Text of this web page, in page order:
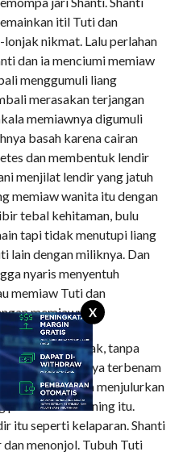
X
itil Tuti dan
nikmat. Lalu perlahan
dan ia menciumi memiaw
menggumuli liang
merasakan terjangan
memiawnya digumuli
basah karena cairan
dan membentuk lendir
menjilat lendir yang jatuh
memiaw wanita itu dengan
tebal kehitaman, bulu
tapi tidak menutupi liang
lain dengan miliknya. Dan
nyaris menyentuh
memiaw Tuti dan
memiawnya.
mencapai klimak, tanpa
wajahnya terbenam
gelap mata, ia menjulurkan
penuh lendir bening itu.
itu seperti kelaparan. Shanti
menonjol. Tubuh Tuti